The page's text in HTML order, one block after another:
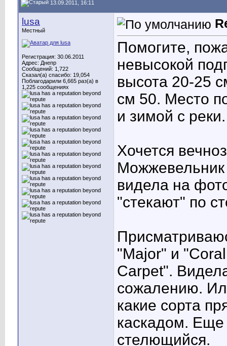
13.09.2011, 16:11
lusa
Местный
Регистрация: 30.06.2011
Адрес: Днепр
Сообщений: 1,722
Сказал(а) спасибо: 19,054
Поблагодарили 6,665 раз(а) в
1,225 сообщениях
Помогите,
невысокой
высота 20-25
см 50. Место
и зимой с реки.
Хочется
Можжевельник
видела на
"стекают" по
"Major" и
Carpet".
сожалению.
какие сорта
каскадом. Еще
стелющийся.